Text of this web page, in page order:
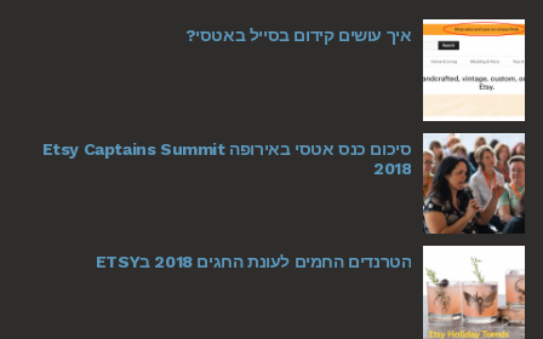
איך עושים קידום בסייל באטסי?
סיכום כנס אטסי באירופה Etsy Captains Summit
2018
הטרנדים החמים לעונת החגים 2018 בETSY